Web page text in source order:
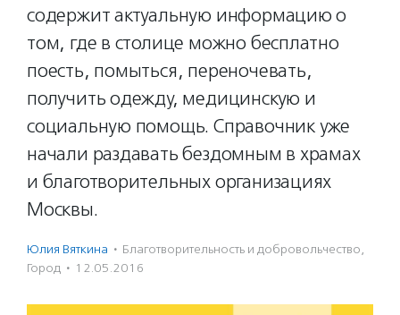
содержит актуальную информацию о
том, где в столице можно бесплатно
поесть, помыться, переночевать,
получить одежду, медицинскую и
социальную помощь. Справочник уже
начали раздавать бездомным в храмах
и благотворительных организациях
Москвы.
Юлия Вяткина · Благотвори­тель­ность и доброволь­чест­во,
Город · 12.05.2016